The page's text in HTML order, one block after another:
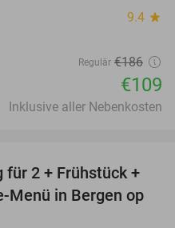
9.4 star
Regulär €186
€109
Inklusive aller Nebenkosten
38%
für 2 + Frühstück +
Menü in Bergen op